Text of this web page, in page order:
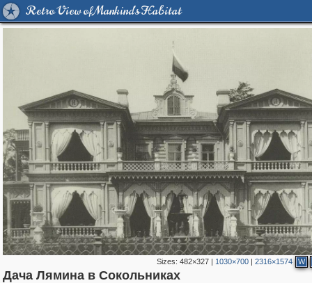
Retro View of Mankind's Habitat
Sizes:482×327 | 1030×700 |2316×1574 W
Дача Лямина в Сокольниках
1,406,501 29,243
319,780 8,286
20,925 3065,622